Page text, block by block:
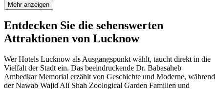
Mehr anzeigen
Entdecken Sie die sehenswerten
Attraktionen von Lucknow
Wer Hotels Lucknow als Ausgangspunkt wählt, taucht direkt in die
Vielfalt der Stadt ein. Das beeindruckende Dr. Babasaheb
Ambedkar Memorial erzählt von Geschichte und Moderne, während
der Nawab Wajid Ali Shah Zoological Garden Familien und